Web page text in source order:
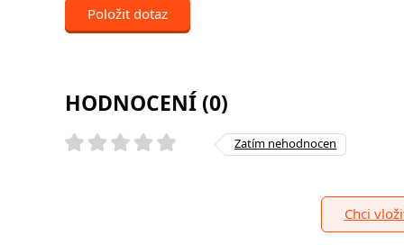
Položit dotaz
HODNOCENÍ (0)
Zatím nehodnocen
Chci